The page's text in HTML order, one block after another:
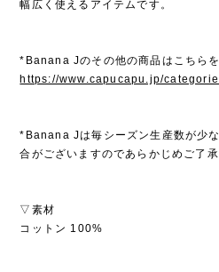
幅広く使えるアイテムです。
*Banana Jのその他の商品はこちら
https://www.capucapu.jp/
*Banana Jは毎シーズン生産数が少
合がございますのであらかじめご了承
▽素材
コットン 100%